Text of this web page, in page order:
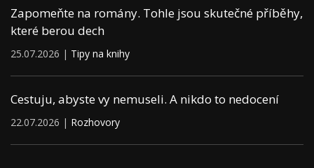
Zapomeňte na romány. Tohle jsou skutečné příběhy,
které berou dech
25.07.2026 | Tipy na knihy
Cestuju, abyste vy nemuseli. A nikdo to nedocení
22.07.2026 | Rozhovory